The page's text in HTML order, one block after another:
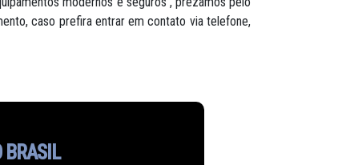
caso prefira entrar em contato via telefone,
BRASIL